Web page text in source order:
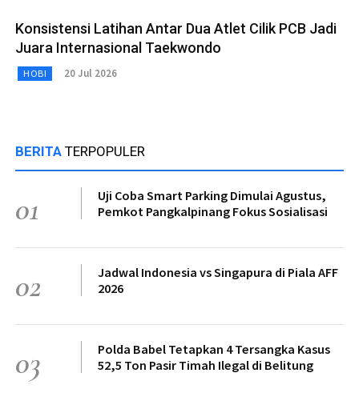
Konsistensi Latihan Antar Dua Atlet Cilik PCB Jadi
Juara Internasional Taekwondo
HOBI 20 Jul 2026
BERITA TERPOPULER
01
Uji Coba Smart Parking Dimulai Agustus,
Pemkot Pangkalpinang Fokus Sosialisasi
02
Jadwal Indonesia vs Singapura di Piala AFF
2026
03
Polda Babel Tetapkan 4 Tersangka Kasus
52,5 Ton Pasir Timah Ilegal di Belitung